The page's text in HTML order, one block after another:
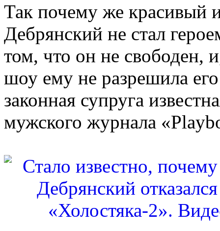
Так почему же красивый
Дебрянский не стал
том, что он не свободен,
шоу ему не разрешила
законная супруга
мужского журнала